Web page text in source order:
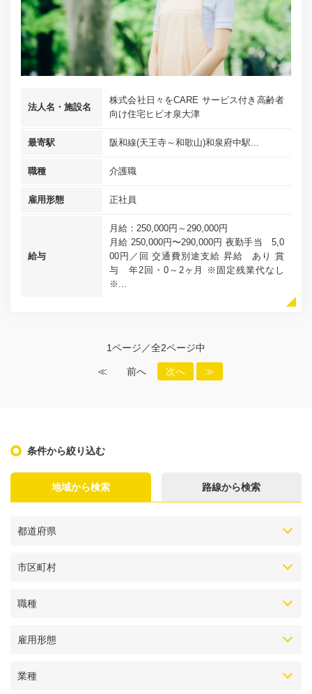
法人名・施設名
株式会社日々をCARE サービス付き高齢者
向け住宅ヒビオ泉大津
最寄駅 阪和線(天王寺～和歌山)和泉府中駅...
職種 介護職
雇用形態 正社員
給与
月給：250,000円～290,000円
月給 250,000円〜290,000円 夜勤手当 5,0
00円／回 交通費別途支給 昇給 あり 賞
与 年2回・0～2ヶ月 ※固定残業代なし
※...
1ページ／全2ページ中
≪ 前へ 次へ ≫
条件から絞り込む
地域から検索 路線から検索
都道府県
市区町村
職種
雇用形態
業種